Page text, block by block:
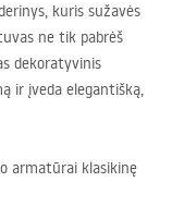
kuris sužavės
ne tik pabrėš
dekoratyvinis
ir įveda elegantišką,
armatūrai klasikinę